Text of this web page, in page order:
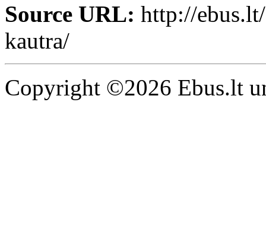
Source URL: http://
kautra/
Copyright ©2026 Ebus.lt